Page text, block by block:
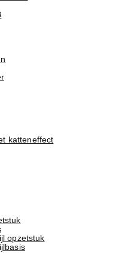
katteneffect
opzetstuk